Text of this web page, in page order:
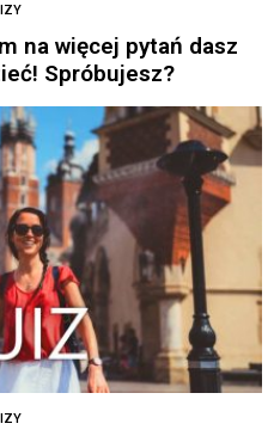
na więcej pytań dasz
Spróbujesz?